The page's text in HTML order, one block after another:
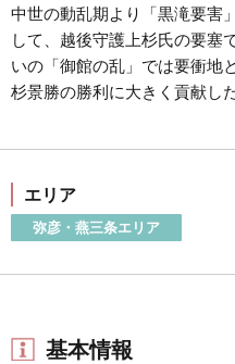
中世の動乱期より「黒滝要害
して、越後守護上杉氏の要塞
いの「御館の乱」では要衝地
杉景勝の勝利に大きく貢献した
エリア
弥彦・燕三条エリア
基本情報